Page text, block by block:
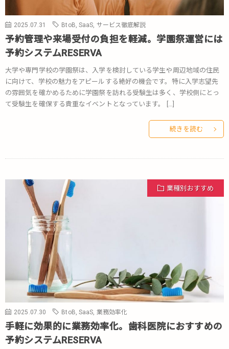
2025.07.31 BtoB, SaaS, サービス徹底解説
予約管理や来場受付の負担を軽減。学園祭運営には
予約システムRESERVA
大学や専門学校の学園祭は、入学を検討している学生や周辺地域の住民
に向けて、学校の魅力をアピールする絶好の機会です。特に入学志望先
の雰囲気を確かめるために学園祭を訪れる受験生は多く、学校側にとっ
て受験生を確保する貴重なイベントとなっています。 […]
続きを読む
業種別おすすめ
2025.07.30 BtoB, SaaS, 業務効率化
手軽に効果的に業務効率化。歯科医院におすすめの
予約システムRESERVA